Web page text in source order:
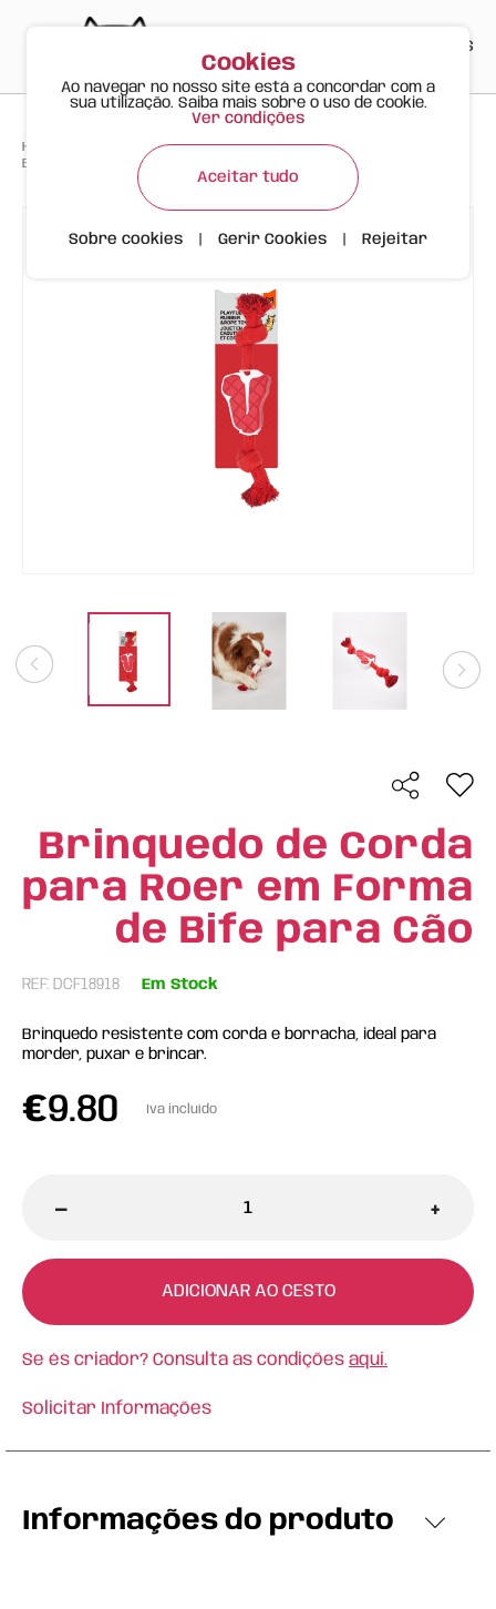
ES
Happy Meow Produtos > >
Brinquedo de Corda para Roer em Forma de Bife para Cão
Brinquedo de Corda
para Roer em Forma
de Bife para Cão
REF: DCF18918 Em Stock
Brinquedo resistente com corda e borracha, ideal para
morder, puxar e brincar.
€9.80 Iva incluído
- +
ADICIONAR AO CESTO
Se és criador? Consulta as condições aqui.
Solicitar Informações
Informações do produto
Cookies
Ao navegar no nosso site está a concordar com a
sua utilização. Saiba mais sobre o uso de cookie.
Ver condições
Aceitar tudo
Sobre cookies Gerir Cookies Rejeitar